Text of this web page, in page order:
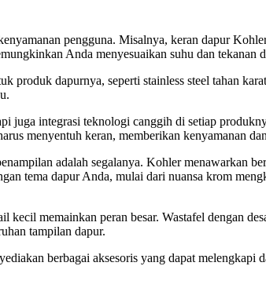
pengguna. Misalnya, keran dapur
Anda menyesuaikan suhu dan tekanan
produk dapurnya, seperti stainless steel tahan
juga integrasi teknologi canggih di setiap
menyentuh keran, memberikan kenyamanan
adalah segalanya. Kohler menawarkan
tema dapur Anda, mulai dari nuansa krom
memainkan peran besar. Wastafel dengan
tampilan dapur.
berbagai aksesoris yang dapat melengkapi